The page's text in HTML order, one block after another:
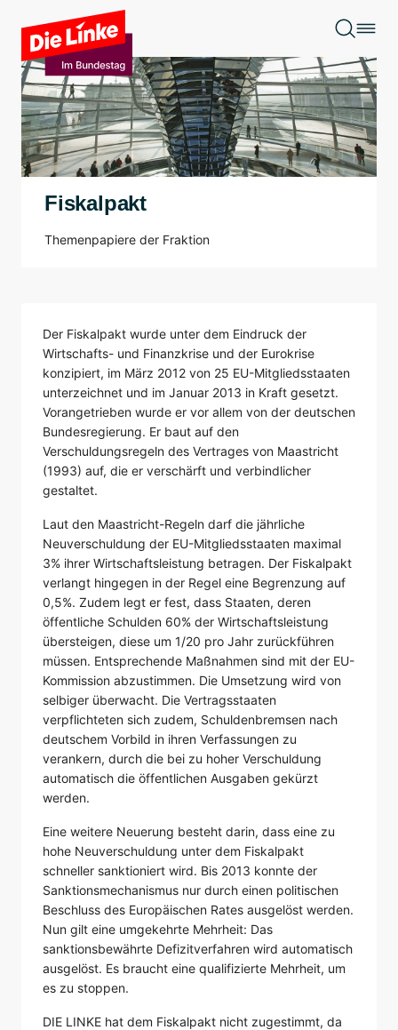
Zum Hauptinhalt springen
Fiskalpakt
Themenpapiere der Fraktion
Der Fiskalpakt wurde unter dem Eindruck der
Wirtschafts- und Finanzkrise und der Eurokrise
konzipiert, im März 2012 von 25 EU-Mitgliedsstaaten
unterzeichnet und im Januar 2013 in Kraft gesetzt.
Vorangetrieben wurde er vor allem von der deutschen
Bundesregierung. Er baut auf den
Verschuldungsregeln des Vertrages von Maastricht
(1993) auf, die er verschärft und verbindlicher
gestaltet.
Laut den Maastricht-Regeln darf die jährliche
Neuverschuldung der EU-Mitgliedsstaaten maximal
3% ihrer Wirtschaftsleistung betragen. Der Fiskalpakt
verlangt hingegen in der Regel eine Begrenzung auf
0,5%. Zudem legt er fest, dass Staaten, deren
öffentliche Schulden 60% der Wirtschaftsleistung
übersteigen, diese um 1/20 pro Jahr zurückführen
müssen. Entsprechende Maßnahmen sind mit der EU-
Kommission abzustimmen. Die Umsetzung wird von
selbiger überwacht. Die Vertragsstaaten
verpflichteten sich zudem, Schuldenbremsen nach
deutschem Vorbild in ihren Verfassungen zu
verankern, durch die bei zu hoher Verschuldung
automatisch die öffentlichen Ausgaben gekürzt
werden.
Eine weitere Neuerung besteht darin, dass eine zu
hohe Neuverschuldung unter dem Fiskalpakt
schneller sanktioniert wird. Bis 2013 konnte der
Sanktionsmechanismus nur durch einen politischen
Beschluss des Europäischen Rates ausgelöst werden.
Nun gilt eine umgekehrte Mehrheit: Das
sanktionsbewährte Defizitverfahren wird automatisch
ausgelöst. Es braucht eine qualifizierte Mehrheit, um
es zu stoppen.
DIE LINKE hat dem Fiskalpakt nicht zugestimmt, da